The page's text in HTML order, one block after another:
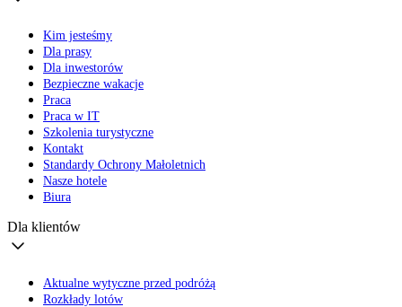
Kim jesteśmy
Dla prasy
Dla inwestorów
Bezpieczne wakacje
Praca
Praca w IT
Szkolenia turystyczne
Kontakt
Standardy Ochrony Małoletnich
Nasze hotele
Biura
Dla klientów
Aktualne wytyczne przed podróżą
Rozkłady lotów